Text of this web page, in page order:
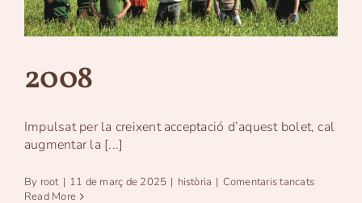
2008
Impulsat per la creixent acceptació d’aquest bolet, cal
augmentar la [...]
By root | 11 de març de 2025 | història | Comentaris tancatsa
Read More